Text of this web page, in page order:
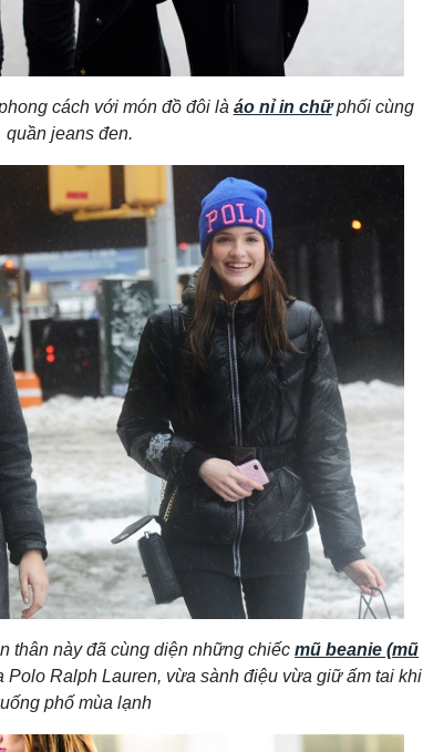
cách với món đồ đôi là áo nỉ in chữphối cùng
quần jeans đen.
thân này đã cùng diện những chiếcmũ beanie (mũ
Ralph Lauren, vừa sành điệu vừa giữ ấm tai khi
phố mùa lạnh